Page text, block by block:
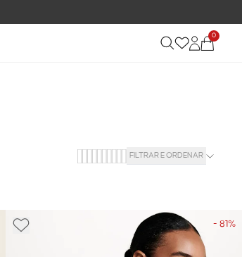
0
FILTRAR E ORDENAR
- 81%